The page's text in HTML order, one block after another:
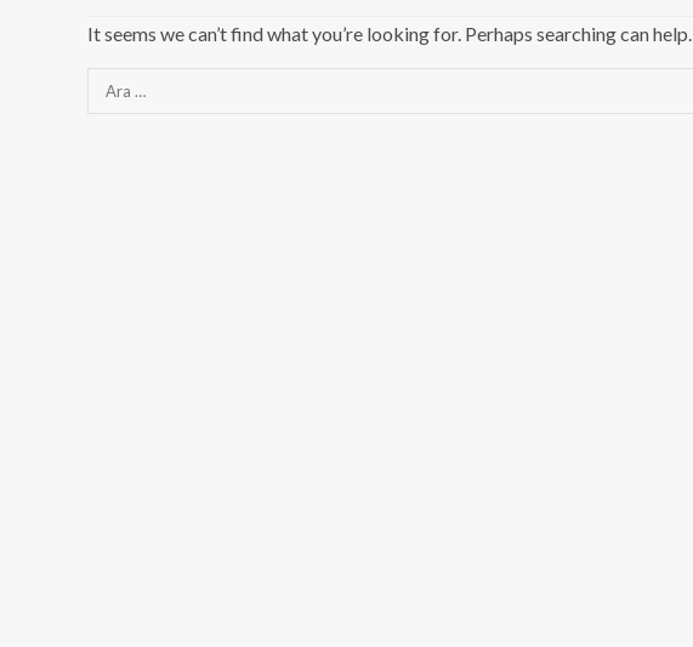
It seems we can’t find what you’re looking for. Perhaps searching can help.